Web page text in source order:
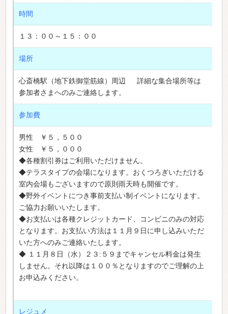
時間
１３：００～１５：００
場所
心斎橋駅（地下鉄御堂筋線）周辺 詳細な集合場所等は
参加者さまへのみご連絡します。
参加費
男性 ￥５，５００
女性 ￥５，０００
◆各種割引券はご利用いただけません。
◆テラスタイプの会場になります。おくつろぎいただける
室内会場もございますので原則雨天時も開催です。
◆野外イベントにつき事前支払い制イベントになります。
ご協力お願いいたします。
◆お支払いは各種クレジットカード、コンビニのみの対応
となります。お支払い方法は１１月９日に申し込みいただ
いた方へのみご連絡いたします。
◆ １１月８日（水）２３:５９までキャンセル料金は発生
しません。それ以降は１００％となりますのでご理解の上
お申込みください。
レジュメ